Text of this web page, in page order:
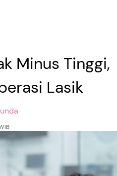
Minus Tinggi,
Lasik